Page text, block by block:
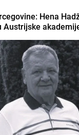
Hena
Austrijske